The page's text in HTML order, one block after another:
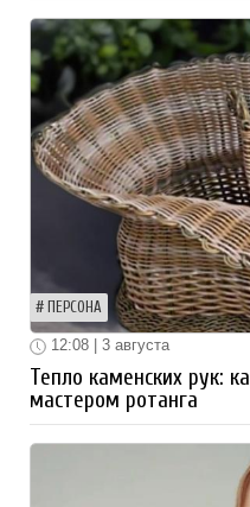
ПЕРСОНА
12:08 | 3 августа
Тепло каменских рук:
мастером ротанга